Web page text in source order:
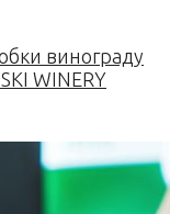
винограду
WINERY